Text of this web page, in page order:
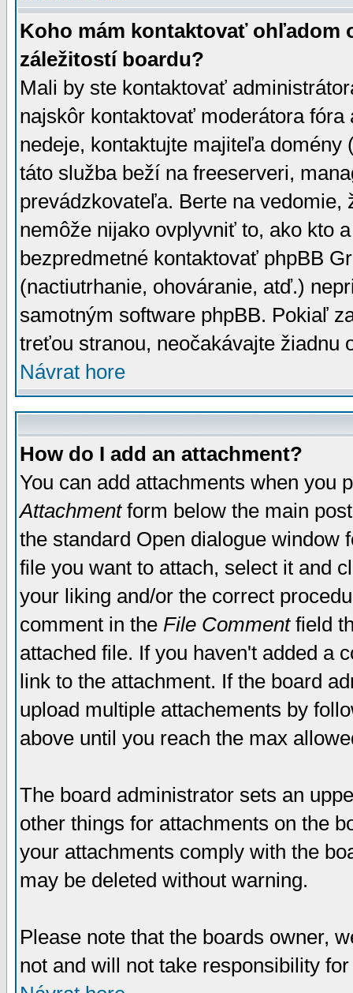
Koho mám kontaktovať ohľadom
záležitostí boardu?
Mali by ste kontaktovať
najskôr kontaktovať moderátora
nedeje, kontaktujte majiteľa
táto služba beží na freeserveri,
prevádzkovateľa. Berte na
nemôže nijako ovplyvniť to, ako kto
bezpredmetné kontaktovať phpBB
(nactiutrhanie, ohováranie, atď.)
samotným software phpBB. Pokiaľ
treťou stranou, neočakávajte žiadnu
Návrat hore
How do I add an attachment?
You can add attachments when you
Attachmentform below the main
the standard Open dialogue window
file you want to attach, select it and
your liking and/or the correct
comment in the File Commentfield
attached file. If you haven't added a
link to the attachment. If the board
upload multiple attachements by
above until you reach the max
The board administrator sets an
other things for attachments on the
your attachments comply with the
may be deleted without warning.
Please note that the boards owner,
not and will not take responsibility